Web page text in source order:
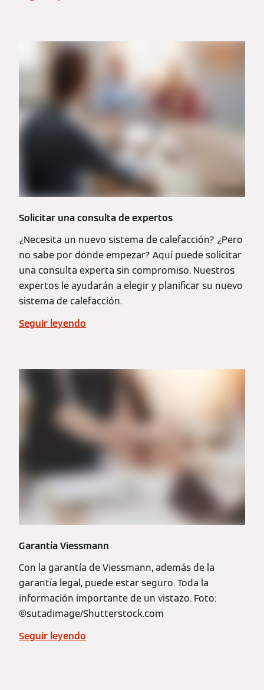
Solicitar una consulta de expertos
¿Necesita un nuevo sistema de calefacción? ¿Pero
no sabe por dónde empezar? Aquí puede solicitar
una consulta experta sin compromiso. Nuestros
expertos le ayudarán a elegir y planificar su nuevo
sistema de calefacción.
Seguir leyendo
Garantía Viessmann
Con la garantía de Viessmann, además de la
garantía legal, puede estar seguro. Toda la
información importante de un vistazo. Foto:
©️sutadimage/Shutterstock.com
Seguir leyendo